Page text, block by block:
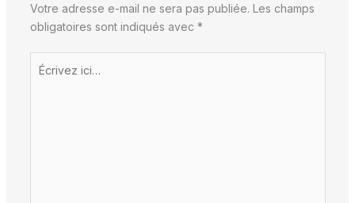
Votre adresse e-mail ne sera pas publiée. Les champs
obligatoires sont indiqués avec *
Écrivez
ici…